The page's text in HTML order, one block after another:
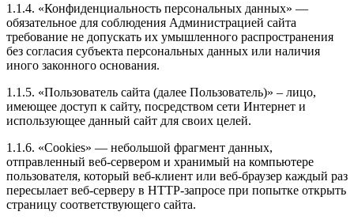
1.1.4. «Конфиденциальность персональных данных» —
обязательное для соблюдения Администрацией сайта
требование не допускать их умышленного распространения
без согласия субъекта персональных данных или наличия
иного законного основания.
1.1.5. «Пользователь сайта (далее Пользователь)» – лицо,
имеющее доступ к сайту, посредством сети Интернет и
использующее данный сайт для своих целей.
1.1.6. «Cookies» — небольшой фрагмент данных,
отправленный веб-сервером и хранимый на компьютере
пользователя, который веб-клиент или веб-браузер каждый раз
пересылает веб-серверу в HTTP-запросе при попытке открыть
страницу соответствующего сайта.